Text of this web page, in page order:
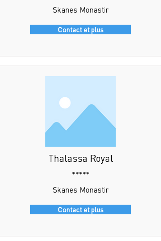
Skanes Monastir
Contact et plus
Thalassa Royal
*****
Skanes Monastir
Contact et plus